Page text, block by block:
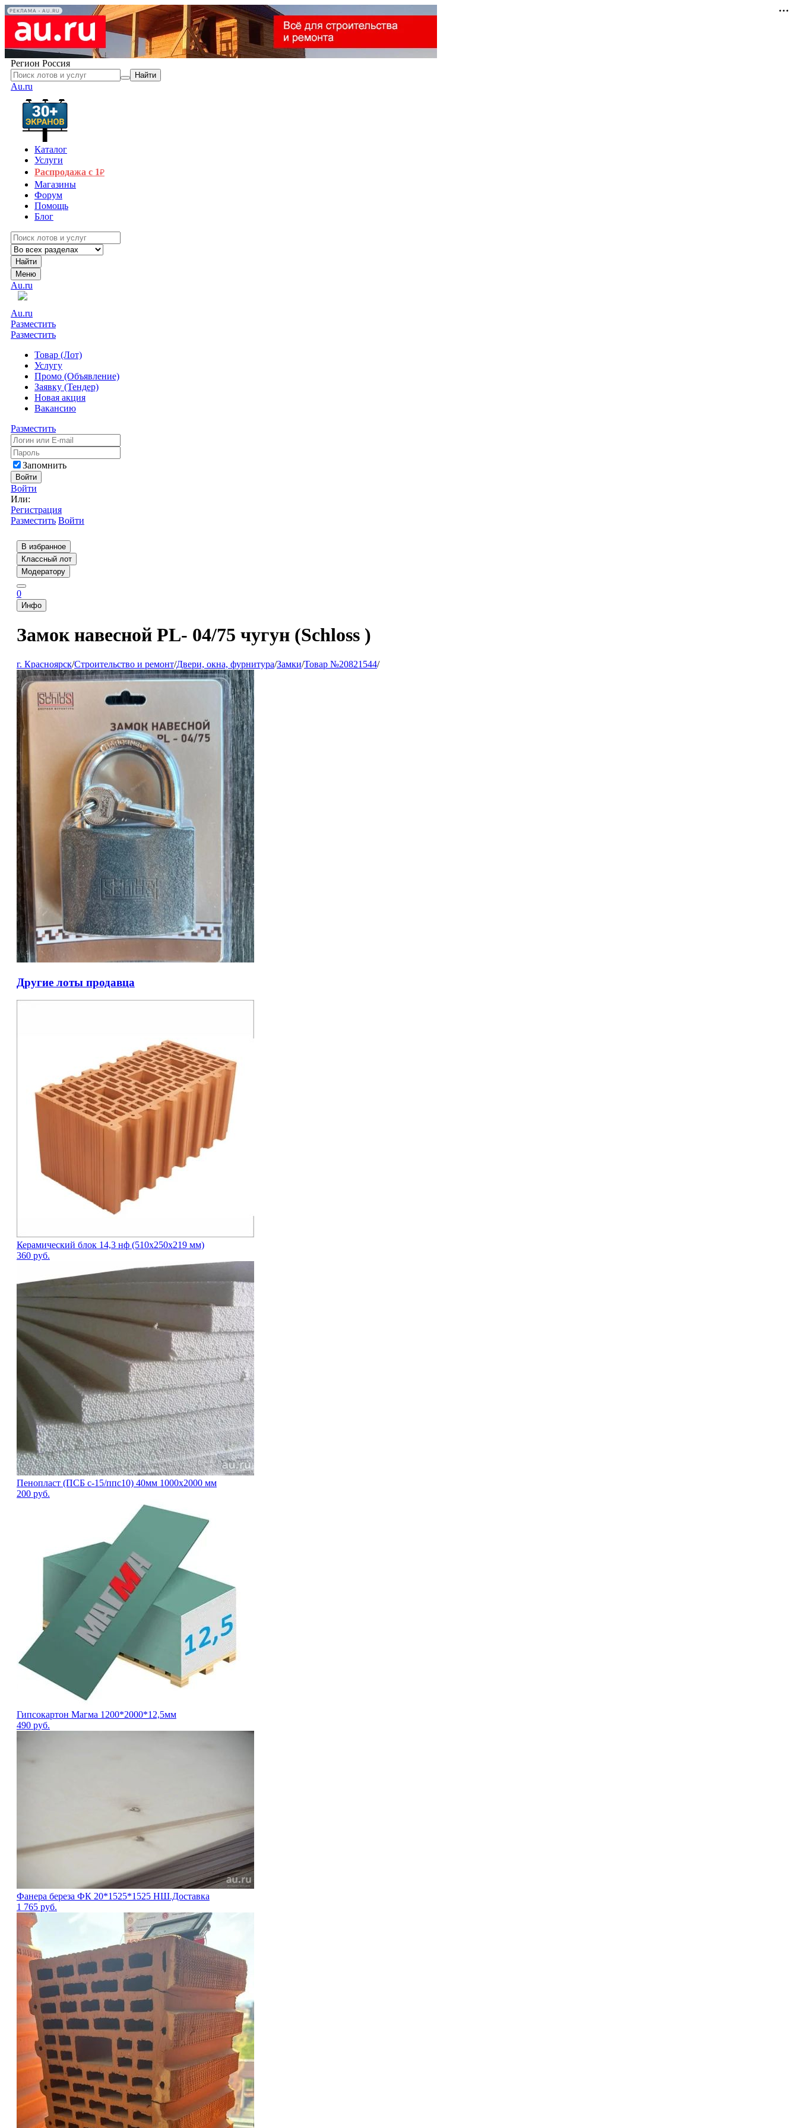
РЕКЛАМА • AU.RU
Регион Россия
Найти
Au.ru
Каталог
Услуги
Распродажа с 1₽
Магазины
Форум
Помощь
Блог
Найти
Меню
Au.ru
Au.ru
Разместить
Разместить
Товар (Лот)
Услугу
Промо (Объявление)
Заявку (Тендер)
Новая акция
Вакансию
Разместить
Запомнить
Войти
Войти
Или:
Регистрация
Разместить Войти
В избранное
Классный лот
Модератору
0
Инфо
Замок навесной PL- 04/75 чугун (Schloss )
г. Красноярск/Строительство и ремонт/Двери, окна, фурнитура/Замки/Товар №20821544/
Другие лоты продавца
Керамический блок 14,3 нф (510х250х219 мм)
360 руб.
Пенопласт (ПСБ с-15/ппс10) 40мм 1000х2000 мм
200 руб.
Гипсокартон Магма 1200*2000*12,5мм
490 руб.
Фанера береза ФК 20*1525*1525 НШ.Доставка
1 765 руб.